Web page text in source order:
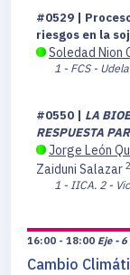
#0529 |
riesgos en la
Soledad Nion
1 - FCS -
#0550 | LA
RESPUESTA
Jorge León
Zaiduni Salazar 2
1 - IICA. 2 -
16:00 - 18:00 Eje - 6
Cambio